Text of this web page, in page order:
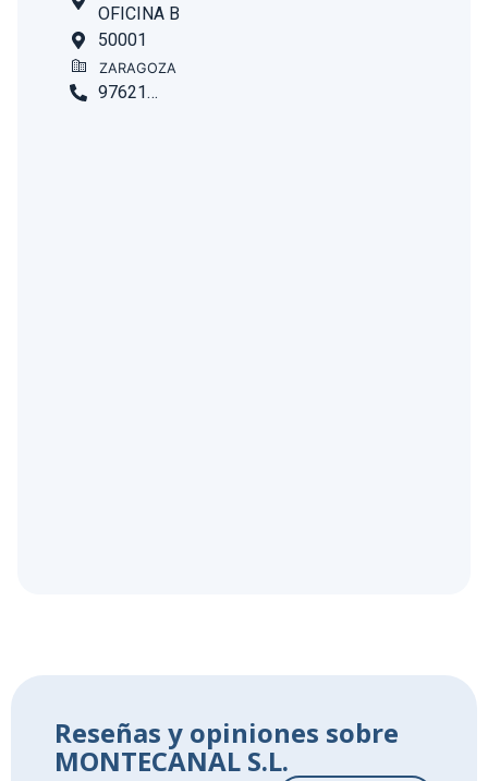
OFICINA B
50001
ZARAGOZA
976218237
Reseñas y opiniones sobre
MONTECANAL S.L.